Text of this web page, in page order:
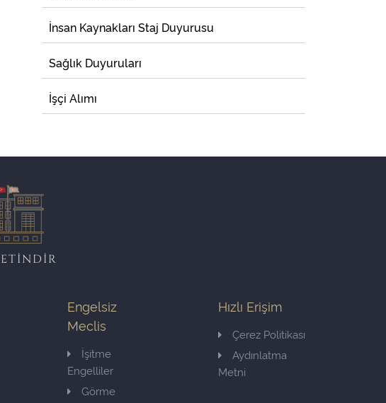
İnsan Kaynakları Staj Duyurusu
Sağlık Duyuruları
İşçi Alımı
Engelsiz
Meclis
İşitme
Engelliler
Görme
Hızlı Erişim
Çerez Politikası
Aydınlatma
Metni